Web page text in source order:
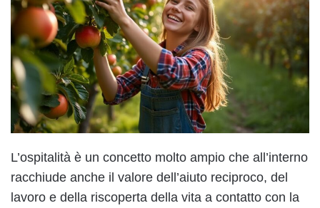
L’ospitalità è un concetto molto ampio che all’interno
racchiude anche il valore dell’aiuto reciproco, del
lavoro e della riscoperta della vita a contatto con la